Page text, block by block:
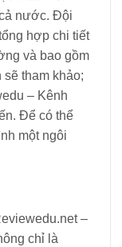
nước. Đội
hợp chi tiết
và bao gồm
tham khảo;
– Kênh
Để có thể
một ngôi
–
chỉ là